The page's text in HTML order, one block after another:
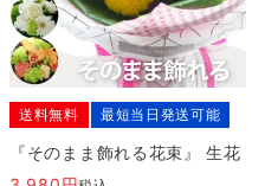
送料無料 最短当日発送可能
『そのまま飾れる花束』 生花